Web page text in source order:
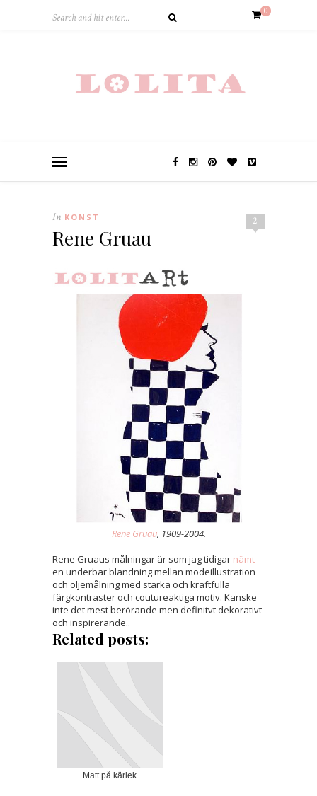
0
2
In KONST
Rene Gruau
Rene Gruau, 1909-2004.
Rene Gruaus målningar är som jag tidigar nämt
en underbar blandning mellan modeillustration
och oljemålning med starka och kraftfulla
färgkontraster och coutureaktiga motiv. Kanske
inte det mest berörande men definitvt dekorativt
och inspirerande..
Related posts:
Matt på kärlek